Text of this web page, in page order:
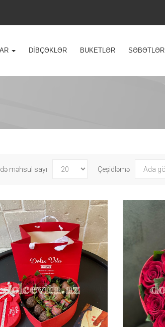
DIBÇƏKLƏR BUKETLƏR SƏBƏTLƏR
Çeşidləmə
məhsul sayı